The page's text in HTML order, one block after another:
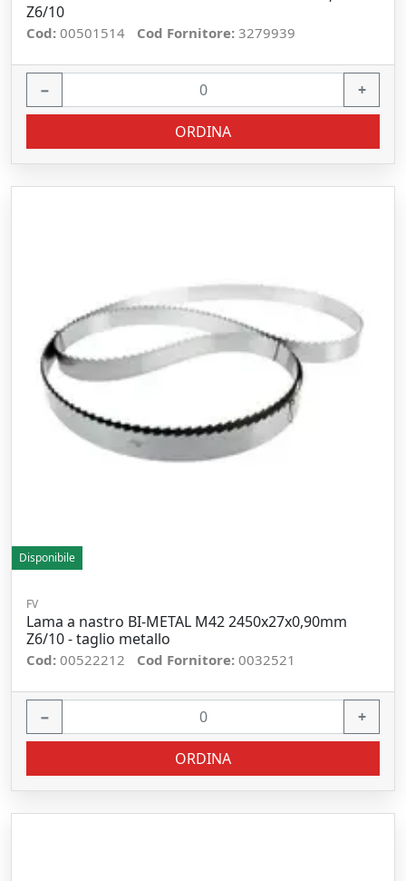
Z6/10
Cod: 00501514 Cod Fornitore: 3279939
− +
ORDINA
Disponibile
FV
Lama a nastro BI-METAL M42 2450x27x0,90mm
Z6/10 - taglio metallo
Cod: 00522212 Cod Fornitore: 0032521
− +
ORDINA